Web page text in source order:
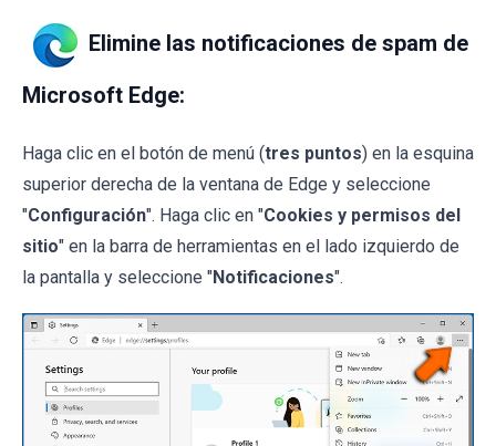
Elimine las notificaciones de spam de
Microsoft Edge:
Haga clic en el botón de menú (tres puntos) en la esquina
superior derecha de la ventana de Edge y seleccione
"Configuración". Haga clic en "Cookies y permisos del
sitio" en la barra de herramientas en el lado izquierdo de
la pantalla y seleccione "Notificaciones".